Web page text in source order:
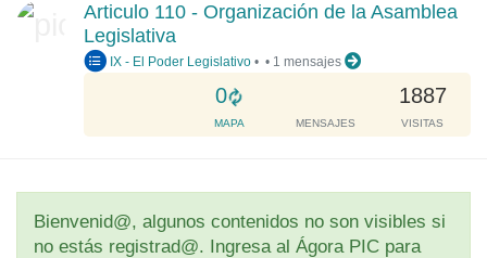
i
g
.
.
.
Articulo 110 - Organización de la Asamblea
Legislativa
IX - El Poder Legislativo •
0
L
o
a
i
n
g
MAPA MENSAJES
1887
VISITAS
• 1 mensajes
Bienvenid@, algunos contenidos no son visibles si
no estás registrad@. Ingresa al Ágora PIC para